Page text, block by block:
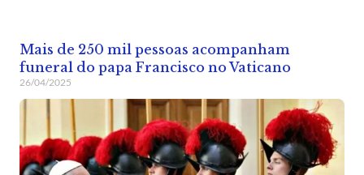
Mais de 250 mil pessoas acompanham
funeral do papa Francisco no Vaticano
26/04/2025